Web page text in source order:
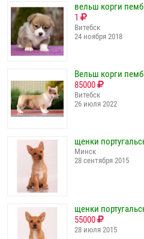
вельш корги
1
Витебск
24 ноября 2018
Вельш корги
85000
Витебск
26 июля 2022
щенки
Минск
28 сентября 2015
щенки
55000
28 июля 2015